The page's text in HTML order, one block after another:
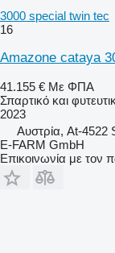
3000 special twin tec
16
Amazone cataya
41.155 € Με ΦΠΑ
Σπαρτικό και
2023
Αυστρία, At-4522
E-FARM GmbH
Επικοινωνία με τον